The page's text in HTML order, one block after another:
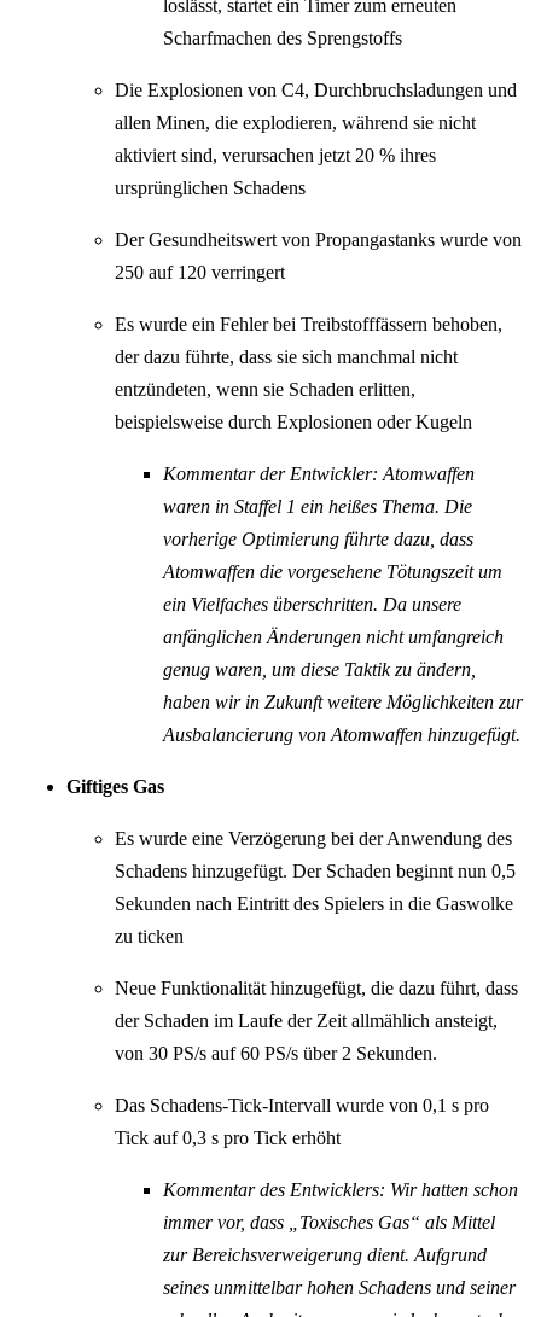
loslässt, startet ein Timer zum erneuten
Scharfmachen des Sprengstoffs
Die Explosionen von C4, Durchbruchsladungen und
allen Minen, die explodieren, während sie nicht
aktiviert sind, verursachen jetzt 20 % ihres
ursprünglichen Schadens
Der Gesundheitswert von Propangastanks wurde von
250 auf 120 verringert
Es wurde ein Fehler bei Treibstofffässern behoben,
der dazu führte, dass sie sich manchmal nicht
entzündeten, wenn sie Schaden erlitten,
beispielsweise durch Explosionen oder Kugeln
Kommentar der Entwickler: Atomwaffen
waren in Staffel 1 ein heißes Thema. Die
vorherige Optimierung führte dazu, dass
Atomwaffen die vorgesehene Tötungszeit um
ein Vielfaches überschritten. Da unsere
anfänglichen Änderungen nicht umfangreich
genug waren, um diese Taktik zu ändern,
haben wir in Zukunft weitere Möglichkeiten zur
Ausbalancierung von Atomwaffen hinzugefügt.
Giftiges Gas
Es wurde eine Verzögerung bei der Anwendung des
Schadens hinzugefügt. Der Schaden beginnt nun 0,5
Sekunden nach Eintritt des Spielers in die Gaswolke
zu ticken
Neue Funktionalität hinzugefügt, die dazu führt, dass
der Schaden im Laufe der Zeit allmählich ansteigt,
von 30 PS/s auf 60 PS/s über 2 Sekunden.
Das Schadens-Tick-Intervall wurde von 0,1 s pro
Tick auf 0,3 s pro Tick erhöht
Kommentar des Entwicklers: Wir hatten schon
immer vor, dass „Toxisches Gas“ als Mittel
zur Bereichsverweigerung dient. Aufgrund
seines unmittelbar hohen Schadens und seiner